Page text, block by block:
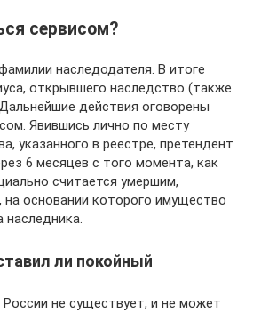
сервисом?
наследодателя. В итоге
открывшего наследство (также
действия оговорены
Явившись лично по месту
указанного в реестре, претендент
6 месяцев с того момента, как
считается умершим,
основании которого имущество
наследника.
ли покойный
не существует, и не может